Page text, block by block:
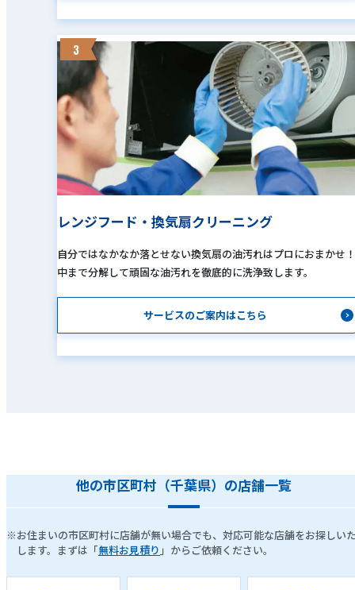
3
レンジフード・換気扇クリーニング
自分ではなかなか落とせない換気扇の油汚れはプロにおまかせ！
中まで分解して頑固な油汚れを徹底的に洗浄致します。
サービスのご案内はこちら
他の市区町村（千葉県）の店舗一覧
※お住まいの市区町村に店舗が無い場合でも、対応可能な店舗をお探しい
します。まずは「無料お見積り 」からご依頼ください。